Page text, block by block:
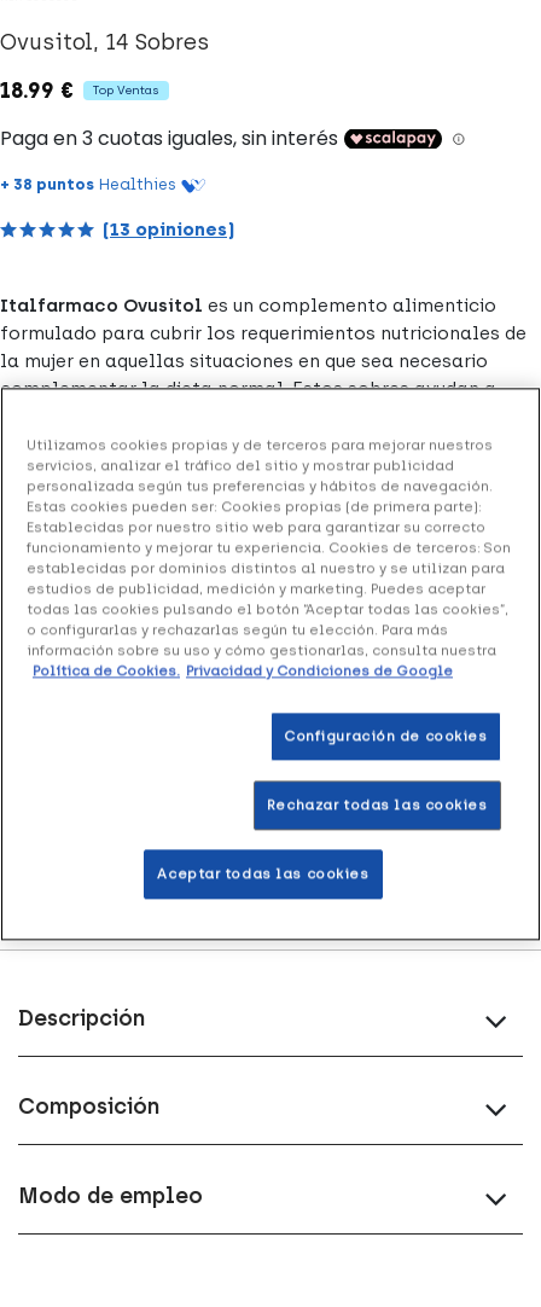
Ovusitol, 14 Sobres
18.99 €
Top Ventas
+ 38 puntos Healthies
(13 opiniones)
Italfarmaco Ovusitol es un complemento alimenticio
formulado para cubrir los requerimientos nutricionales de
la mujer en aquellas situaciones en que sea necesario
complementar la dieta normal. Estos sobres ayudan a
que experimentan las mujeres.
Formato de Ovutisol: 14 sobres.
Añadir a la Wishlist
Entrega rápida y gratuitaen farmacia
en 24-48h laborables
puntos Healthies
Devolucionesgratis
Descripción
Composición
Modo de empleo
Utilizamos cookies propias y de terceros para mejorar nuestros
servicios, analizar el tráfico del sitio y mostrar publicidad
personalizada según tus preferencias y hábitos de navegación.
Estas cookies pueden ser: Cookies propias (de primera parte):
Establecidas por nuestro sitio web para garantizar su correcto
funcionamiento y mejorar tu experiencia. Cookies de terceros: Son
establecidas por dominios distintos al nuestro y se utilizan para
estudios de publicidad, medición y marketing. Puedes aceptar
todas las cookies pulsando el botón “Aceptar todas las cookies”,
o configurarlas y rechazarlas según tu elección. Para más
información sobre su uso y cómo gestionarlas, consulta nuestra
Política de Cookies. Privacidad y Condiciones de Google
Configuración de cookies
Rechazar todas las cookies
Aceptar todas las cookies